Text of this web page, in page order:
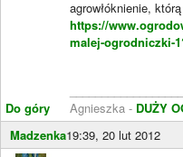
Do góry
agrowłóknienie,
https://
malej-ogrodniczki-
Agnieszka - DUŻY
Madzenka19:39, 20 lut 2012